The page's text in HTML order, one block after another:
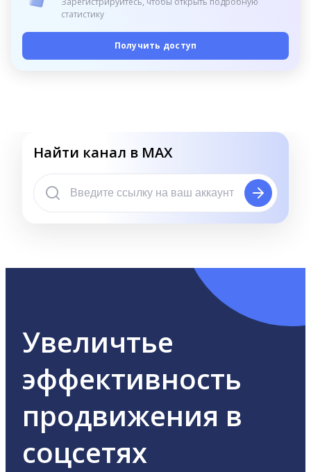
статистику
Получить доступ
Найти канал в MAX
Увеличтье
эффективность
продвижения в
соцсетях